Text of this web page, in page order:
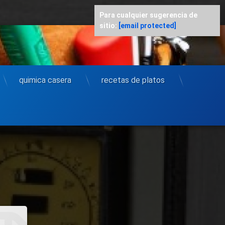
quimica casera recetas de platos
De Computadora
Computadora
Para cualquier sugerencia de
sitio: [email protected]